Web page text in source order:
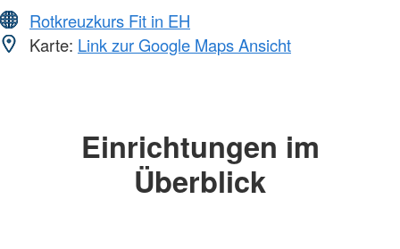
Rotkreuzkurs Fit in EH
Karte: Link zur Google Maps Ansicht
Einrichtungen im
Überblick